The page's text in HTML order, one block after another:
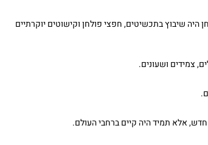
היה שיבוץ בתכשיטים, חפצי פולחן וקישוטים יוקרתיים
צמידים ושעונים.
חדש, אלא תמיד היה קיים ברחבי העולם.